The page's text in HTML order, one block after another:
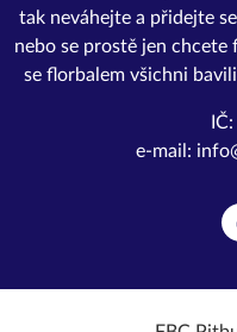
tak neváhejte a přidejte
nebo se prostě jen chcete
se florbalem všichni
e-mail: